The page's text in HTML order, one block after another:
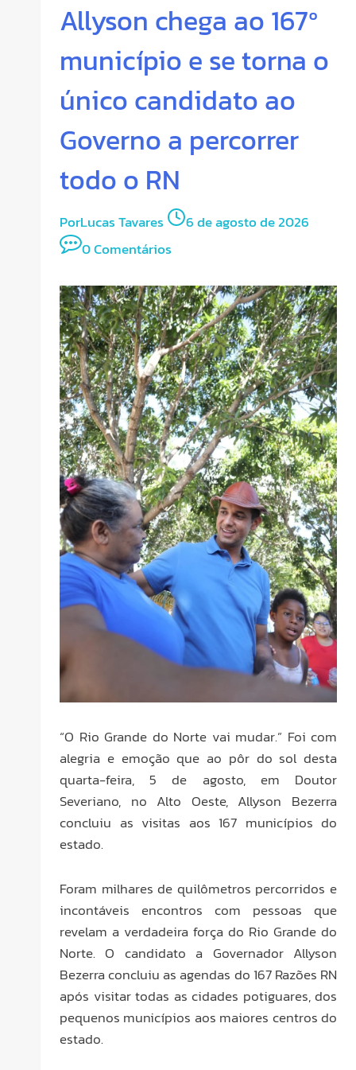
Allyson chega ao 167º
município e se torna o
único candidato ao
Governo a percorrer
todo o RN
PorLucas Tavares
6 de agosto de 2026
0 Comentários
“O Rio Grande do Norte vai mudar.” Foi com
alegria e emoção que ao pôr do sol desta
quarta-feira, 5 de agosto, em Doutor
Severiano, no Alto Oeste, Allyson Bezerra
concluiu as visitas aos 167 municípios do
estado.
Foram milhares de quilômetros percorridos e
incontáveis encontros com pessoas que
revelam a verdadeira força do Rio Grande do
Norte. O candidato a Governador Allyson
Bezerra concluiu as agendas do 167 Razões RN
após visitar todas as cidades potiguares, dos
pequenos municípios aos maiores centros do
estado.